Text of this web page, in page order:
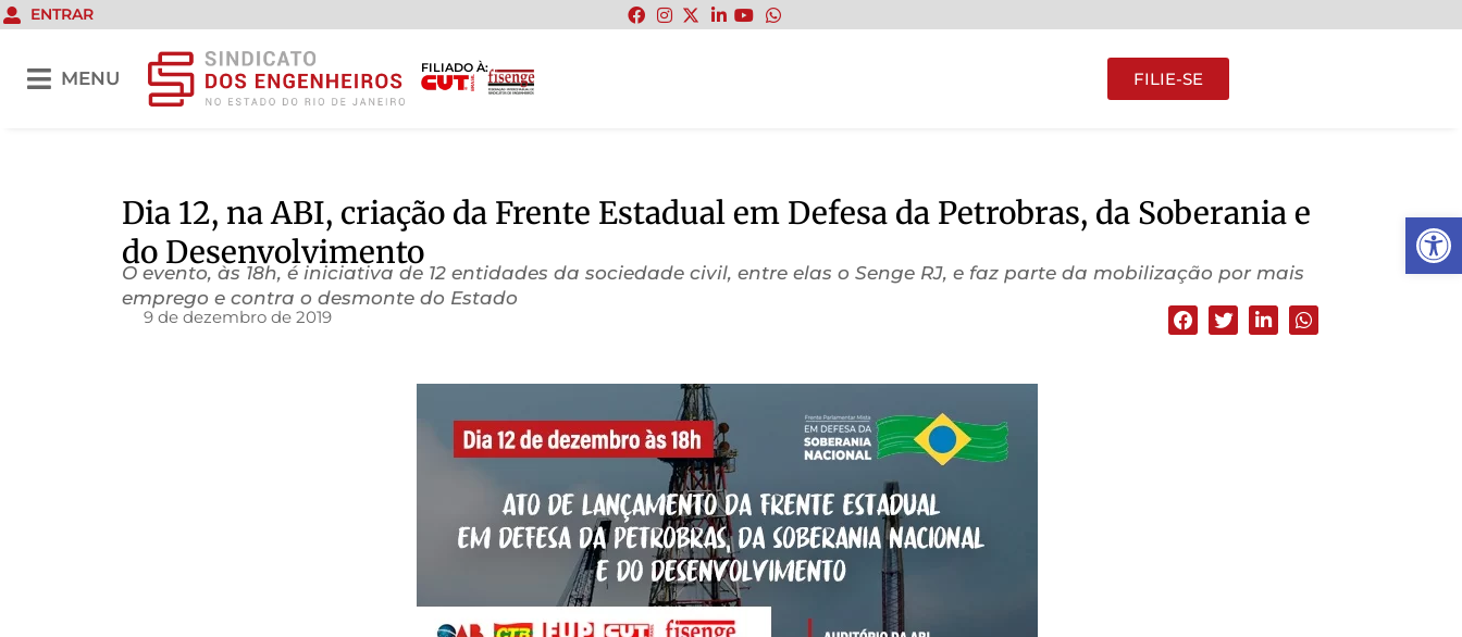
Abrir
ENTRAR
MENU
FILIADO À:
FILIE-SE
Dia 12, na ABI, criação da Frente Estadual em Defesa da Petrobras, da Soberania e
do Desenvolvimento
O evento, às 18h, é iniciativa de 12 entidades da sociedade civil, entre elas o Senge RJ, e faz parte da mobilização por mais
emprego e contra o desmonte do Estado
9 de dezembro de 2019